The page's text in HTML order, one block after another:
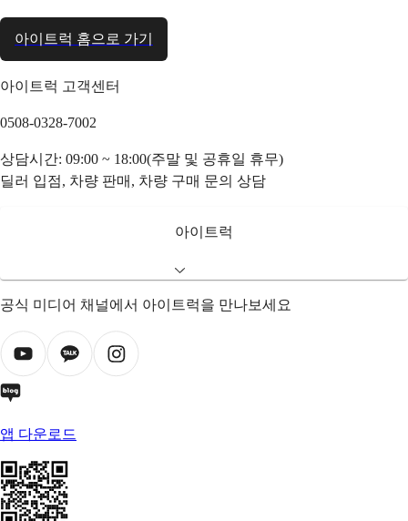
아이트럭 홈으로 가기
아이트럭 고객센터
0508-0328-7002
상담시간: 09:00 ~ 18:00(주말 및 공휴일 휴무)
딜러 입점, 차량 판매, 차량 구매 문의 상담
아이트럭
공식 미디어 채널에서 아이트럭을 만나보세요
앱 다운로드